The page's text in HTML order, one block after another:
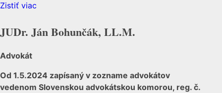
Zistiť viac
JUDr. Ján Bohunčák, LL.M.
Advokát
Od 1.5.2024 zapísaný v zozname advokátov
vedenom Slovenskou advokátskou komorou, reg. č.